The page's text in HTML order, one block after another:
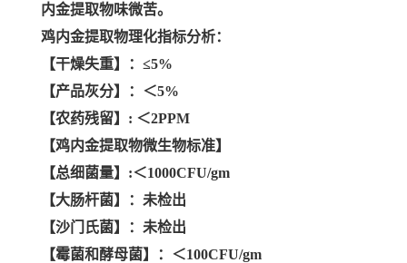
内金提取物味微苦。
鸡内金提取物理化指标分析：
【干燥失重】：≤5%
【产品灰分】：＜5%
【农药残留】: ＜2PPM
【鸡内金提取物微生物标准】
【总细菌量】:＜1000CFU/gm
【大肠杆菌】：未检出
【沙门氏菌】：未检出
【霉菌和酵母菌】：＜100CFU/gm